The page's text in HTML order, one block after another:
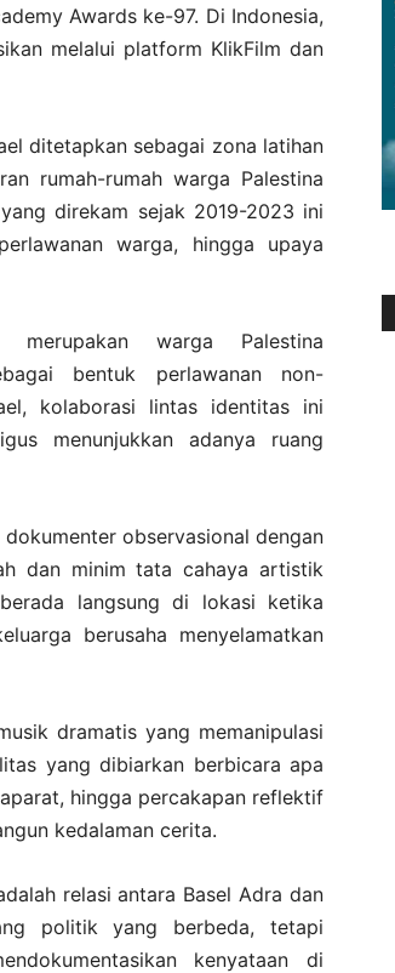
Awards ke-97. Di Indonesia,
melalui platform KlikFilm dan
ditetapkan sebagai zona latihan
rumah-rumah warga Palestina
direkam sejak 2019-2023 ini
warga, hingga upaya
warga Palestina
bentuk perlawanan non-
kolaborasi lintas identitas ini
menunjukkan adanya ruang
observasional dengan
dan minim tata cahaya artistik
langsung di lokasi ketika
berusaha menyelamatkan
dramatis yang memanipulasi
yang dibiarkan berbicara apa
hingga percakapan reflektif
kedalaman cerita.
relasi antara Basel Adra dan
politik yang berbeda, tetapi
kenyataan di